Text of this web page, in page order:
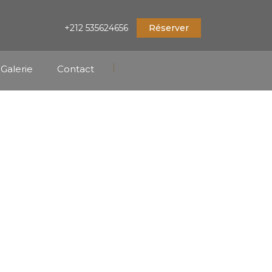
+212 535624656 Réserver
Galerie Contact |